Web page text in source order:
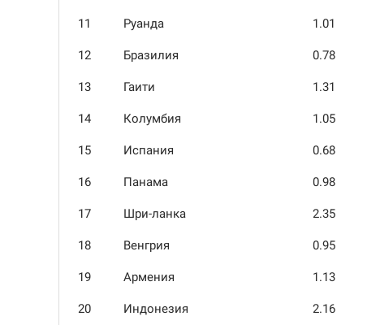
11 Руанда 1.01
12 Бразилия 0.78
13 Гаити 1.31
14 Колумбия 1.05
15 Испания 0.68
16 Панама 0.98
17 Шри-ланка 2.35
18 Венгрия 0.95
19 Армения 1.13
20 Индонезия 2.16